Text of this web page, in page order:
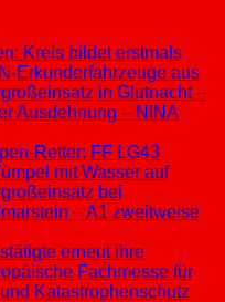
Kreis bildet erstmals
Erkunderfahrzeuge aus
in Glutnacht –
Ausdehnung – NINA
Retter: FF LG43
mit Wasser auf
bei
– A1 zweitweise
erneut ihre
Fachmesse für
Katastrophenschutz